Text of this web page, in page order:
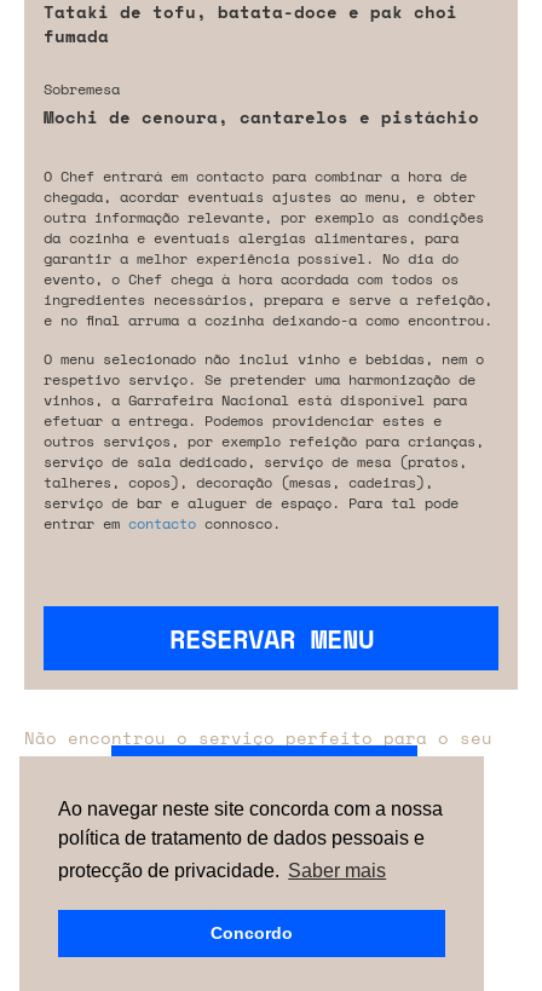
Ao navegar neste site concorda com a nossa
política de tratamento de dados pessoais e
protecção de privacidade. Saber mais
Concordo
Tataki de tofu, batata-doce e pak choi
fumada
Sobremesa
Mochi de cenoura, cantarelos e pistáchio
O Chef entrará em contacto para combinar a hora de
chegada, acordar eventuais ajustes ao menu, e obter
outra informação relevante, por exemplo as condições
da cozinha e eventuais alergias alimentares, para
garantir a melhor experiência possível. No dia do
evento, o Chef chega à hora acordada com todos os
ingredientes necessários, prepara e serve a refeição,
e no final arruma a cozinha deixando-a como encontrou.
O menu selecionado não inclui vinho e bebidas, nem o
respetivo serviço. Se pretender uma harmonização de
vinhos, a Garrafeira Nacional está disponível para
efetuar a entrega. Podemos providenciar estes e
outros serviços, por exemplo refeição para crianças,
serviço de sala dedicado, serviço de mesa (pratos,
talheres, copos), decoração (mesas, cadeiras),
serviço de bar e aluguer de espaço. Para tal pode
entrar em contacto connosco.
RESERVAR MENU
Não encontrou o serviço perfeito para o seu
evento?
Entre em contacto connosco.
TERMOS & CONDIÇÕES SOBRE NÓS
COMO
FUNCIONA
CONTACTOS
NEWSLETTER
ESPAÑA | PORTUGAL| UNITED KINGDOM